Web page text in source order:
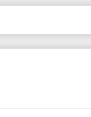
dostępnych